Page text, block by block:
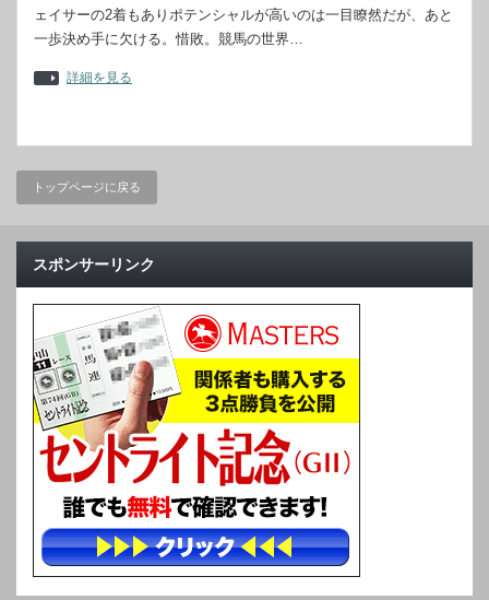
ェイサーの2着もありポテンシャルが高いのは一目瞭然だが、あと
一歩決め手に欠ける。惜敗。競馬の世界…
詳細を見る
トップページに戻る
スポンサーリンク